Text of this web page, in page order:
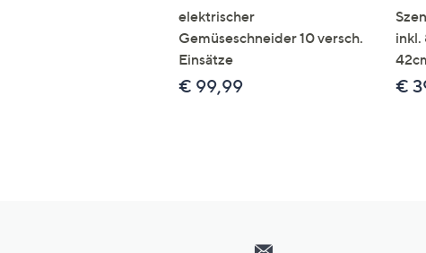
elektrischer
Gemüseschneider 10 versch.
Einsätze
€ 99,99
inkl.
€